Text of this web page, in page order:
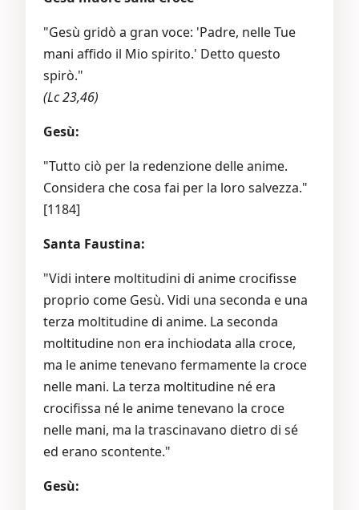
"Gesù gridò a gran voce: 'Padre, nelle Tue
mani affido il Mio spirito.' Detto questo
spirò."
(Lc 23,46)
Gesù:
"Tutto ciò per la redenzione delle anime.
Considera che cosa fai per la loro salvezza."
[1184]
Santa Faustina:
"Vidi intere moltitudini di anime crocifisse
proprio come Gesù. Vidi una seconda e una
terza moltitudine di anime. La seconda
moltitudine non era inchiodata alla croce,
ma le anime tenevano fermamente la croce
nelle mani. La terza moltitudine né era
crocifissa né le anime tenevano la croce
nelle mani, ma la trascinavano dietro di sé
ed erano scontente."
Gesù: